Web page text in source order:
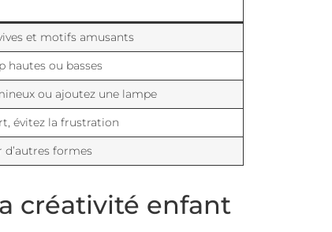
et motifs amusants
hautes ou basses
ou ajoutez une lampe
évitez la frustration
formes
créativité enfant